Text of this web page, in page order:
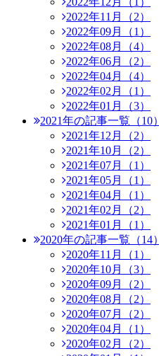
2022年11月（2）
2022年09月（1）
2022年08月（4）
2022年06月（2）
2022年04月（4）
2022年02月（1）
2022年01月（3）
2021年の記事一覧（10）
2021年12月（2）
2021年10月（2）
2021年07月（1）
2021年05月（1）
2021年04月（1）
2021年02月（2）
2021年01月（1）
2020年の記事一覧（14）
2020年11月（1）
2020年10月（3）
2020年09月（2）
2020年08月（2）
2020年07月（2）
2020年04月（1）
2020年02月（2）